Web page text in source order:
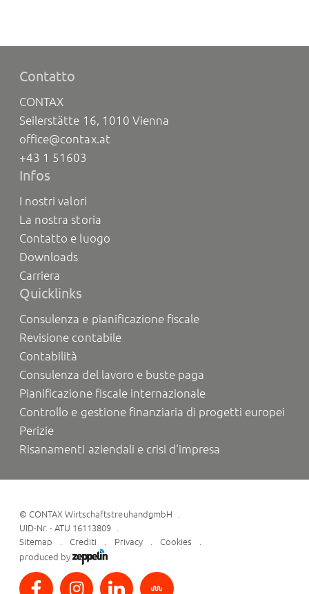
Contatto
CONTAX
Seilerstätte 16, 1010 Vienna
office@contax.at
+43 1 51603
Infos
I nostri valori
La nostra storia
Contatto e luogo
Downloads
Carriera
Quicklinks
Consulenza e pianificazione fiscale
Revisione contabile
Contabilità
Consulenza del lavoro e buste paga
Pianificazione fiscale internazionale
Controllo e gestione finanziaria di progetti europei
Perizie
Risanamenti aziendali e crisi d'impresa
©CONTAX WirtschaftstreuhandgmbH
UID-Nr. - ATU 16113809
Sitemap
Crediti Privacy
Cookies
produced by